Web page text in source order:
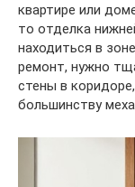
квартире или
то отделка
находиться в
ремонт, нужно
стены в
большинству